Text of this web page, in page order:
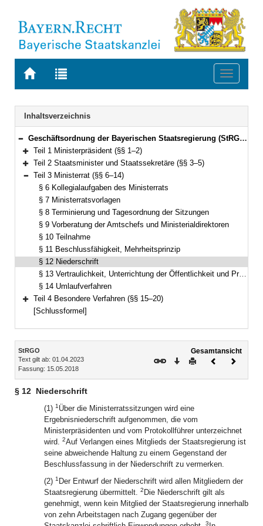
Zur
BAYERN.RECHT
Zur
letzten
Suche
Toggle
Navigation
Inhaltsverzeichnis
Bereich reduzieren
Geschäftsordnung der Bayerischen Staatsregierung (StRGO) Vom 15. Mai 2018 (GVBl. S. 373) BayRS 1102-2-1-S (§§ 1–20)
Bereich erweitern
Teil 1 Ministerpräsident (§§ 1–2)
Bereich erweitern
Teil 2 Staatsminister und Staatssekretäre (§§ 3–5)
Bereich reduzieren
Teil 3 Ministerrat (§§ 6–14)
§ 6 Kollegialaufgaben des Ministerrats
§ 7 Ministerratsvorlagen
§ 8 Terminierung und Tagesordnung der Sitzungen
§ 9 Vorberatung der Amtschefs und Ministerialdirektoren
§ 10 Teilnahme
§ 11 Beschlussfähigkeit, Mehrheitsprinzip
§ 12 Niederschrift
§ 13 Vertraulichkeit, Unterrichtung der Öffentlichkeit und Presse
§ 14 Umlaufverfahren
Bereich erweitern
Teil 4 Besondere Verfahren (§§ 15–20)
[Schlussformel]
Inhalt
StRGO
Text gilt ab: 01.04.2023
Fassung: 15.05.2018
Gesamtansicht
Download
DruckenVorheriges
§ 12 Niederschrift
(1) 1Über die Ministerratssitzungen wird eine
Ergebnisniederschrift aufgenommen, die vom
Ministerpräsidenten und vom Protokollführer unterzeichnet
wird. 2Auf Verlangen eines Mitglieds der Staatsregierung ist
seine abweichende Haltung zu einem Gegenstand der
Beschlussfassung in der Niederschrift zu vermerken.
(2) 1 Der Entwurf der Niederschrift wird allen Mitgliedern der
Staatsregierung übermittelt. 2 Die Niederschrift gilt als
genehmigt, wenn kein Mitglied der Staatsregierung innerhalb
von zehn Arbeitstagen nach Zugang gegenüber der
3